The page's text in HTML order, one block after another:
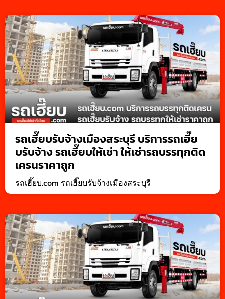
รถเฮี๊ยบรับจ้างเมืองสระบุรี บริการรถเฮี๊ย
บรับจ้าง รถเฮี๊ยบให้เช่า ให้เช่ารถบรรทุกติด
เครนราคาถูก
รถเฮี๊ยบ.com รถเฮี๊ยบรับจ้างเมืองสระบุรี